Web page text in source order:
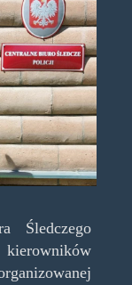
Śledczego